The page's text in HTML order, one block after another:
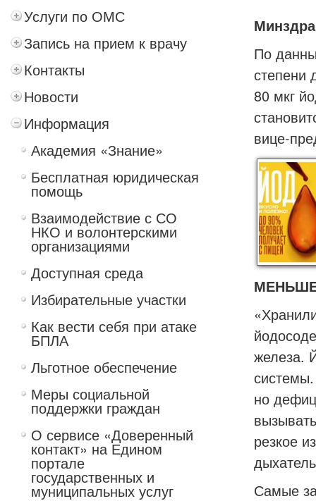
Услуги по ОМС
Запись на прием к врачу
Контакты
Новости
Информация
Академия «Знание»
Бесплатная юридическая
помощь
Взаимодействие с СО
НКО и волонтерскими
организациями
Доступная среда
Избирательные участки
Как вести себя при атаке
БПЛА
Льготное обеспечение
Меры социальной
поддержки граждан
О сервисе «Доверенный
контакт» на Едином
портале
государственных и
муниципальных услуг
По
степени
80 мкг
вице-
железа.
но
резкое
Самые